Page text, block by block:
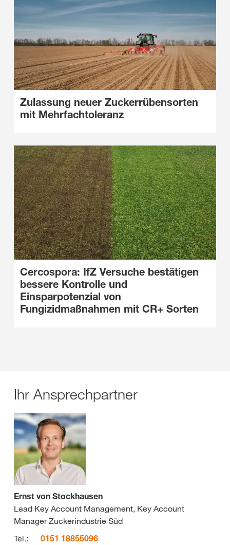
Zulassung neuer Zuckerrübensorten
mit Mehrfachtoleranz
Cercospora: IfZ Versuche bestätigen
bessere Kontrolle und
Einsparpotenzial von
Fungizidmaßnahmen mit CR+ Sorten
Ihr Ansprechpartner
Ernst von Stockhausen
Lead Key Account Management, Key Account
Manager Zuckerindustrie Süd
Tel.:
0151 18855096